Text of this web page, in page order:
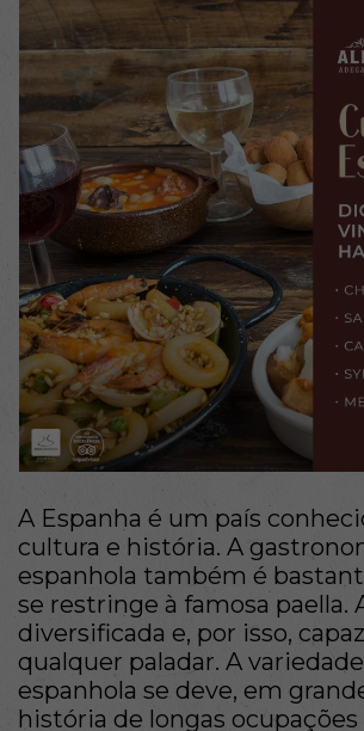
A Espanha é um país
cultura e história. A
espanhola também é
se restringe à famosa paella.
diversificada e, por isso,
qualquer paladar. A
espanhola se deve, em
história de longas ocupações